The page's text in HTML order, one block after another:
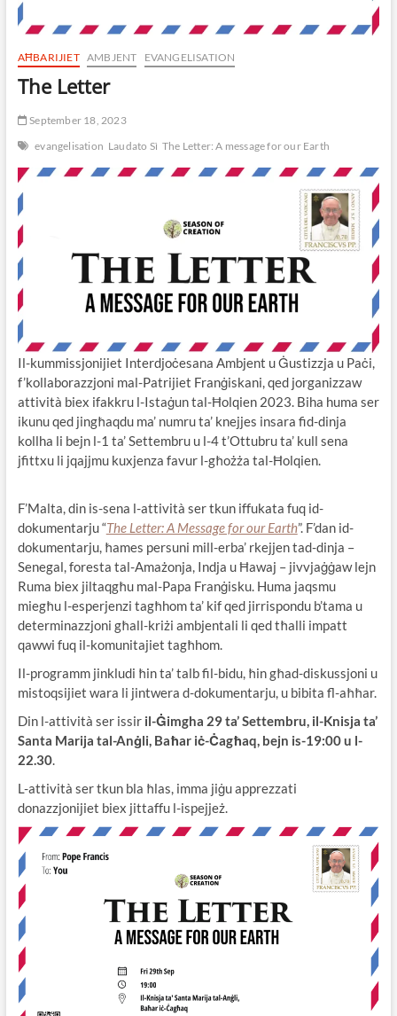
AĦBARIJIET AMBJENT EVANGELISATION
The Letter
September 18, 2023
evangelisation Laudato Sì The Letter: A message for our Earth
Il-kummissjonijiet Interdjoċesana Ambjent u Ġustizzja u Paċi,
f’kollaborazzjoni mal-Patrijiet Franġiskani, qed jorganizzaw
attività biex ifakkru l-Istaġun tal-Ħolqien 2023. Biha huma ser
ikunu qed jingħaqdu ma’ numru ta’ knejjes insara fid-dinja
kollha li bejn l-1 ta’ Settembru u l-4 t’Ottubru ta’ kull sena
jfittxu li jqajjmu kuxjenza favur l-għożża tal-Ħolqien.
F’Malta, din is-sena l-attività ser tkun iffukata fuq id-
dokumentarju “The Letter: A Message for our Earth”. F’dan id-
dokumentarju, ħames persuni mill-erba’ rkejjen tad-dinja –
Senegal, foresta tal-Amażonja, Indja u Ħawaj – jivvjaġġaw lejn
Ruma biex jiltaqgħu mal-Papa Franġisku. Huma jaqsmu
miegħu l-esperjenzi tagħhom ta’ kif qed jirrispondu b’tama u
determinazzjoni għall-kriżi ambjentali li qed tħalli impatt
qawwi fuq il-komunitajiet tagħhom.
Il-programm jinkludi ħin ta’ talb fil-bidu, ħin għad-diskussjoni u
mistoqsijiet wara li jintwera d-dokumentarju, u bibita fl-aħħar.
Din l-attività ser issir il-Ġimgha 29 ta’ Settembru, il-Knisja ta’
Santa Marija tal-Anġli, Baħar iċ-Ċagħaq, bejn is-19:00 u l-
22.30.
L-attività ser tkun bla ħlas, imma jiġu apprezzati
donazzjonijiet biex jittaffu l-ispejjeż.